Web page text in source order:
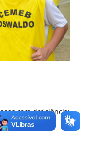
com deficiência;